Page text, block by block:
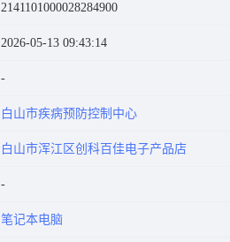
2141101000028284900
2026-05-13 09:43:14
白山市疾病预防控制中心
白山市浑江区创科百佳电子产品店
笔记本电脑